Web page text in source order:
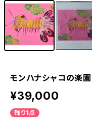
モンハナシャコの
¥39,000
残り1点